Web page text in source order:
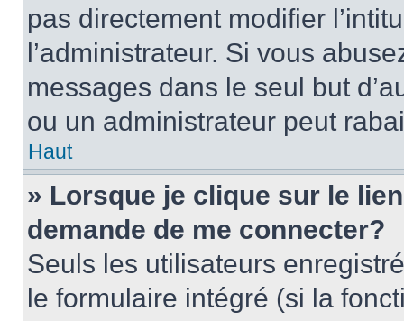
pas directement modifier
l’administrateur. Si vous
messages dans le seul but
ou un administrateur peut
Haut
» Lorsque je clique sur le
demande de me connecter?
Seuls les utilisateurs
le formulaire intégré (si la